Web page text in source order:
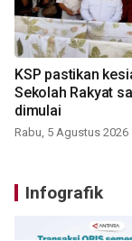
KSP pastikan
Sekolah Rakyat
dimulai
Rabu, 5 Agustus 2026
Infografik